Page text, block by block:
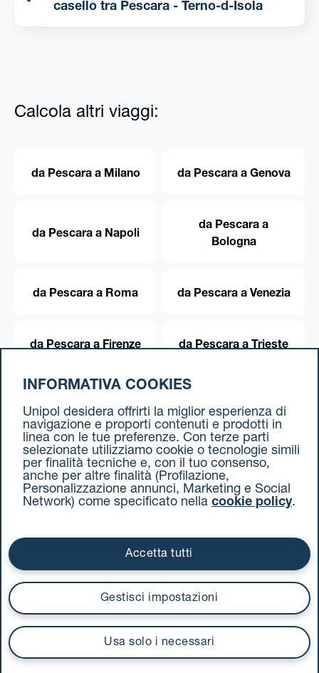
casello tra Pescara - Terno-d-Isola
Calcola altri viaggi:
da Pescara a Milano da Pescara a Genova
da Pescara a Napoli
da Pescara a
Bologna
da Pescara a Roma da Pescara a Venezia
da Pescara a Firenze da Pescara a Trieste
Documenti contrattuali
Via Stalingrado 37 - 40128 Bologna
Tel 051 5077111 - Fax 051 375349
unipolmove@pec.unipol.it
C.F. 03506831209 e P. IVA 03740811207 R.E.A. 524585
UnipolTech S.p.A.
I prezzi si intendono compresi di IVA
INFORMATIVA COOKIES
Unipol desidera offrirti la miglior esperienza di
navigazione e proporti contenuti e prodotti in
linea con le tue preferenze. Con terze parti
selezionate utilizziamo cookie o tecnologie simili
per finalità tecniche e, con il tuo consenso,
anche per altre finalità (Profilazione,
Personalizzazione annunci, Marketing e Social
Network) come specificato nella cookie policy.
Usa solo i necessari
Gestisci impostazioni
Accetta tutti